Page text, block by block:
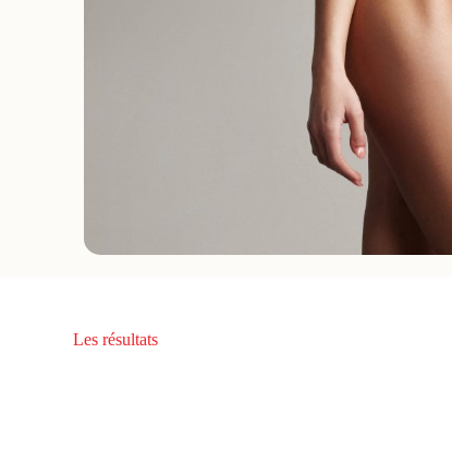
Les résultats